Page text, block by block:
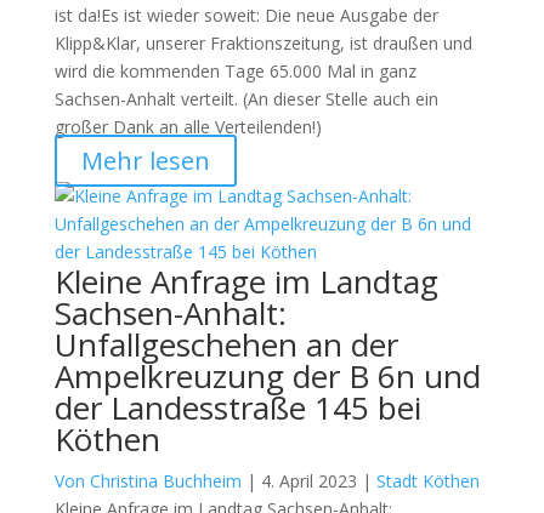
ist da!Es ist wieder soweit: Die neue Ausgabe der
Klipp&Klar, unserer Fraktionszeitung, ist draußen und
wird die kommenden Tage 65.000 Mal in ganz
Sachsen-Anhalt verteilt. (An dieser Stelle auch ein
großer Dank an alle Verteilenden!)
Mehr lesen
Kleine Anfrage im Landtag
Sachsen-Anhalt:
Unfallgeschehen an der
Ampelkreuzung der B 6n und
der Landesstraße 145 bei
Köthen
Von Christina Buchheim | 4. April 2023 | Stadt Köthen